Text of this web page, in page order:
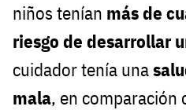
niños tenían más de
riesgo de desarrollar
cuidador tenía una
mala, en comparación